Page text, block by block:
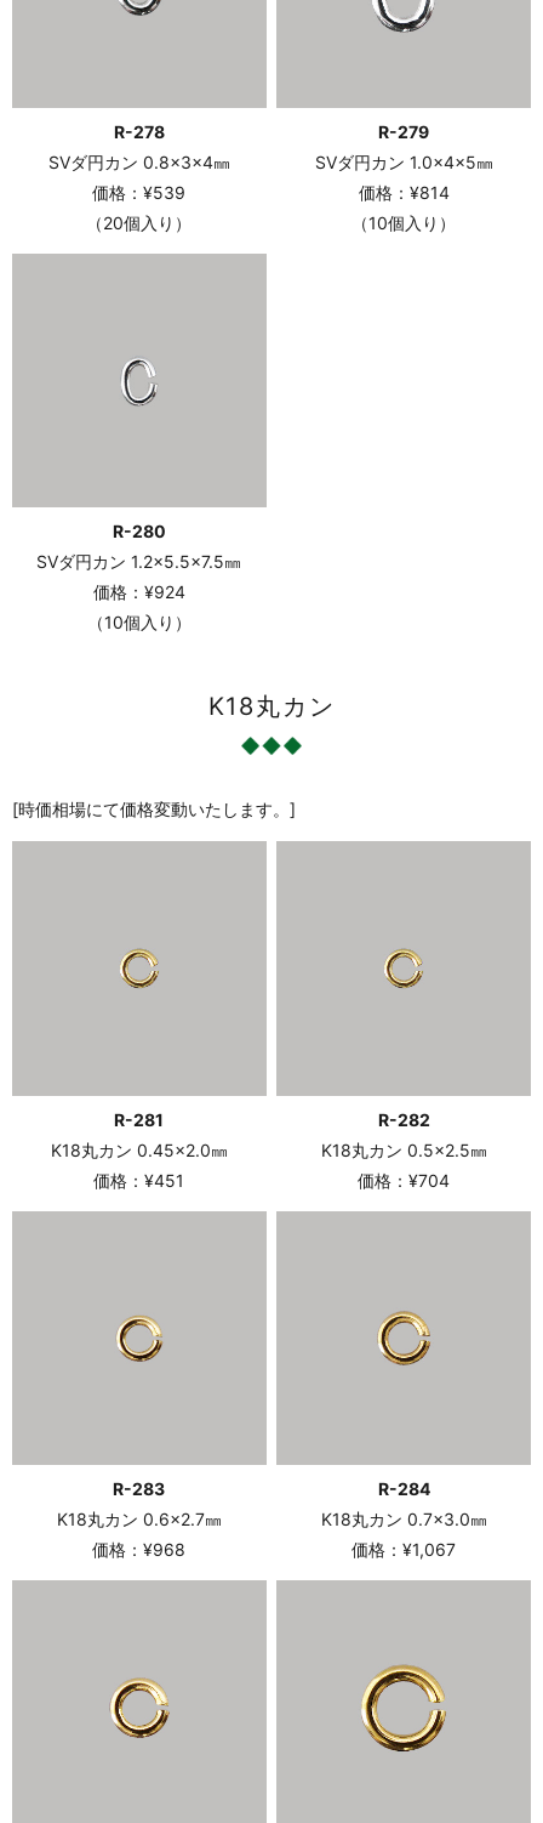
R-278
SVダ円カン 0.8×3×4㎜
価格：¥539
（20個入り）
R-279
SVダ円カン 1.0×4×5㎜
価格：¥814
（10個入り）
R-280
SVダ円カン 1.2×5.5×7.5㎜
価格：¥924
（10個入り）
K18丸カン
[時価相場にて価格変動いたします。]
R-281
K18丸カン 0.45×2.0㎜
価格：¥451
R-282
K18丸カン 0.5×2.5㎜
価格：¥704
R-283
K18丸カン 0.6×2.7㎜
価格：¥968
R-284
K18丸カン 0.7×3.0㎜
価格：¥1,067